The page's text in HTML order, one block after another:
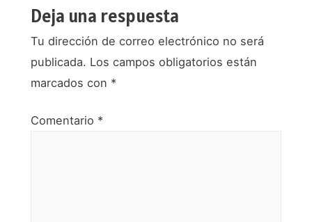
Deja una respuesta
Tu dirección de correo electrónico no será
publicada. Los campos obligatorios están
marcados con *
Comentario *